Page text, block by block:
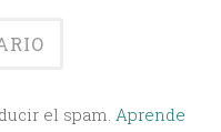
el spam. Aprende